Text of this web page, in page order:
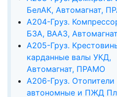
БелАК, Автомагнат,
А204-Груз.
БЗА, ВААЗ, Автомагнат
А205-Груз.
карданные валы УКД,
Автомагнат, ПРАМО
А206-Груз. Отопители
автономные и ПЖД